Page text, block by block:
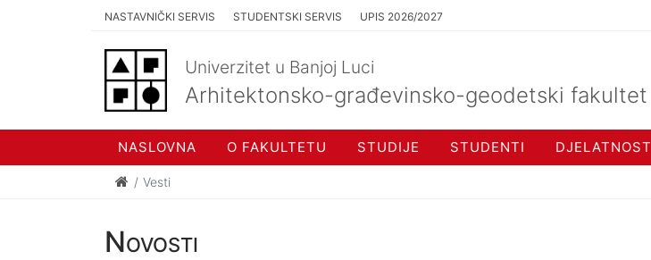
NASTAVNIČKI SERVIS STUDENTSKI SERVIS UPIS 2026/2027
Univerzitet u Banjoj Luci
Arhitektonsko-građevinsko-geodetski fakultet
NASLOVNA O FAKULTETU STUDIJE STUDENTI DJELATNOST
Vesti
Novosti